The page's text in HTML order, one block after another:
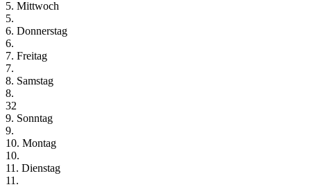
5. Mittwoch
5.
6. Donnerstag
6.
7. Freitag
7.
8. Samstag
8.
32
9. Sonntag
9.
10. Montag
10.
11. Dienstag
11.